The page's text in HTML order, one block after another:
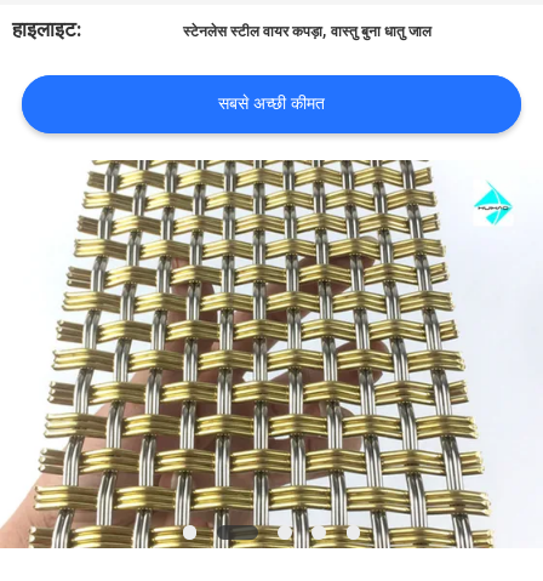
हमसे
करें
समाचार
साइटमैप
PRIVACY
POLICY
हाइलाइट:
स्टेनलेस स्टील वायर कपड़ा,वास्तु बुना धातु जाल
सबसे अच्छी कीमत